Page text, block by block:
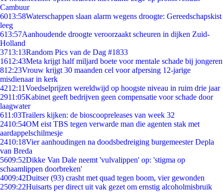
Cambuur
6013:58Waterschappen slaan alarm wegens droogte: Gereedschapskist
leeg
613:57Aanhoudende droogte veroorzaakt scheuren in dijken Zuid-
Holland
3713:13Random Pics van de Dag #1833
1612:43Meta krijgt half miljard boete voor mentale schade bij jongeren
812:23Vrouw krijgt 30 maanden cel voor afpersing 12-jarige
misdienaar in kerk
4212:11Voedselprijzen wereldwijd op hoogste niveau in ruim drie jaar
2911:05Kabinet geeft bedrijven geen compensatie voor schade door
laagwater
611:03Trailers kijken: de bioscoopreleases van week 32
2410:54OM eist TBS tegen verwarde man die agenten stak met
aardappelschilmesje
2410:18Vier aanhoudingen na doodsbedreiging burgemeester Depla
van Breda
5609:52Dikke Van Dale neemt 'vulvalippen' op: 'stigma op
schaamlippen doorbreken'
4009:42Duitser (93) crasht met quad tegen boom, vier gewonden
2509:22Huisarts per direct uit vak gezet om ernstig alcoholmisbruik